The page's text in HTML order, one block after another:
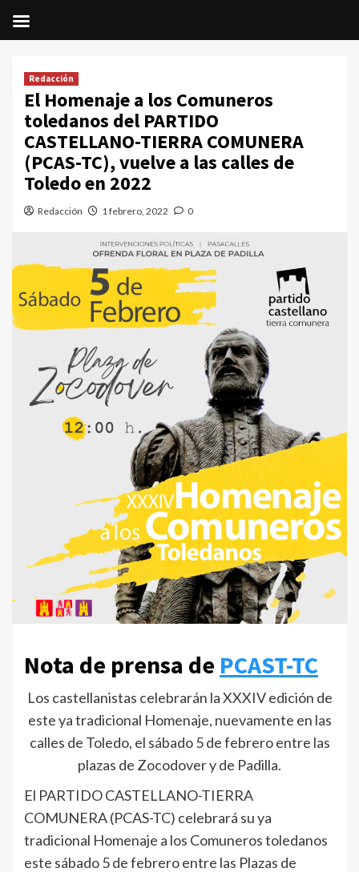
contenido
Redacción
El Homenaje a los Comuneros
toledanos del PARTIDO
CASTELLANO-TIERRA COMUNERA
(PCAS-TC), vuelve a las calles de
Toledo en 2022
Redacción 1 febrero, 2022 0
Nota de prensa de PCAST-TC
Los castellanistas celebrarán la XXXIV edición de
este ya tradicional Homenaje, nuevamente en las
calles de Toledo, el sábado 5 de febrero entre las
plazas de Zocodover y de Padilla.
El PARTIDO CASTELLANO-TIERRA
COMUNERA (PCAS-TC) celebrará su ya
tradicional Homenaje a los Comuneros toledanos
este sábado 5 de febrero entre las Plazas de